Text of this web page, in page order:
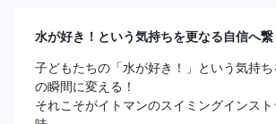
水が好き！という気持ちを更なる自信へ繋
子どもたちの「水が好き！」という気持ち
の瞬間に変える！
それこそがイトマンのスイミングインス